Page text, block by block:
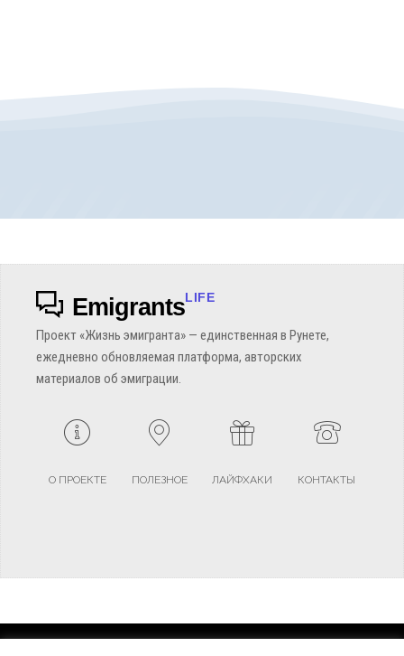
EmigrantsLIFE
Проект «Жизнь эмигранта» — единственная в Рунете,
ежедневно обновляемая платформа, авторских
материалов об эмиграции.
О ПРОЕКТЕ ПОЛЕЗНОЕ ЛАЙФХАКИ КОНТАКТЫ